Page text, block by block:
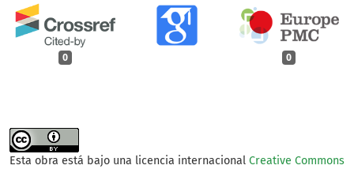
0 0
Esta obra está bajo una licencia internacional Creative Commons